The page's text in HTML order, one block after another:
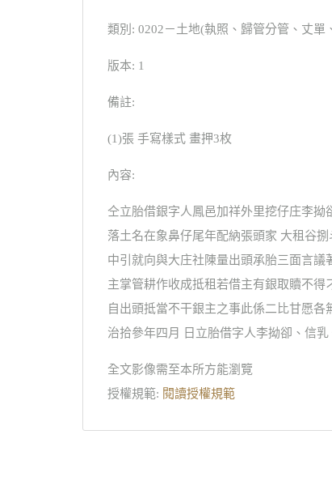
類別: 0202－土地(執照、歸管分管、丈
版本: 1
備註:
(1)張 手寫樣式 畫押3枚
內容:
仝立胎借銀字人鳳邑加祥外里挖仔庄李
落土名在象鼻仔尾年配納張頭家 大租谷
中引就向與大庄社陳量出頭承胎三面言
主掌管耕作收成抵租若借主有銀取贖不
自出頭抵當不干銀主之事此係二比甘愿
治拾參年四月 日立胎借字人李拗卻、信乳
全文影像需至本所方能瀏覽
授權規範: 閱讀授權規範